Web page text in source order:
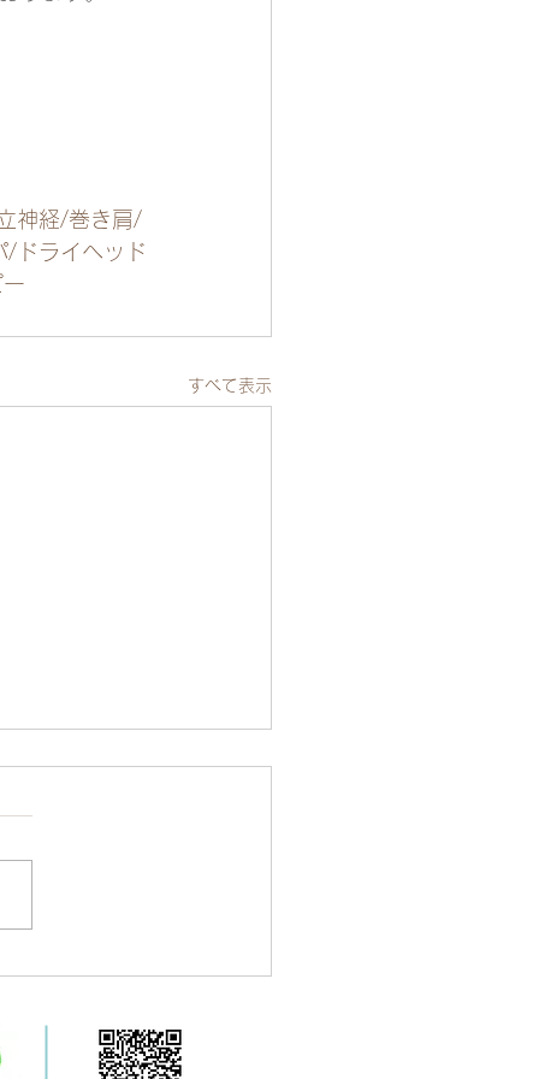
神経/巻き肩/
ドライヘッド
すべて表示
ストサウナ設置サロン
院/店舗/個人さま）